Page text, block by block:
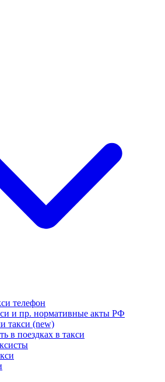
телефон
и пр. нормативные акты РФ
такси (new)
в поездках в такси